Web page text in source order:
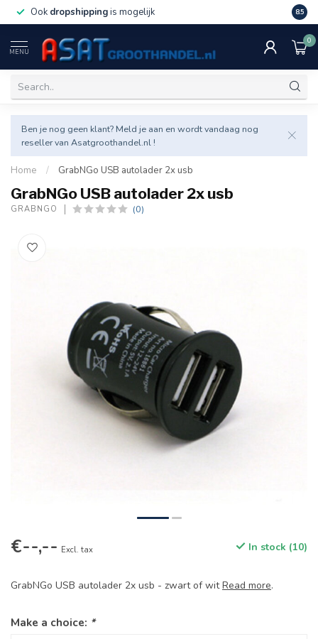
Ook dropshippingis mogelijk Veel
8.5
MENU
0
Ben je nog geen klant? Meld je aan en wordt vandaag nog
reseller van Asatgroothandel.nl !
Home / GrabNGo USB autolader 2x usb
GrabNGo USB autolader 2x usb
GRABNGO (0)
€--,-- Excl. tax In stock (10)
GrabNGo USB autolader 2x usb - zwart of witRead more.
Make a choice: *